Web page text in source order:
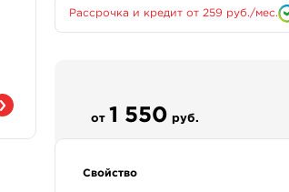
Углеродный черный 6 (CI 77266)
Дополнительные вещества:
красящие пигменты;
экстракт гамамелиса;
Рассрочка и кредит от 259 руб./мес.
от 1 550 руб.
Свойство